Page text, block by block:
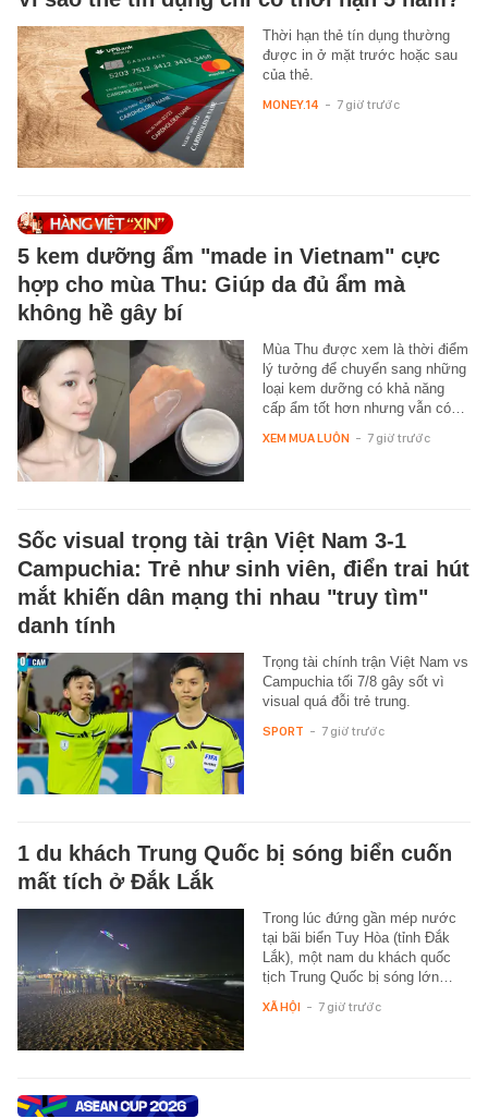
Thời hạn thẻ tín dụng thường
được in ở mặt trước hoặc sau
của thẻ.
MONEY.14 - 7 giờ trước
5 kem dưỡng ẩm "made in Vietnam" cực
hợp cho mùa Thu: Giúp da đủ ẩm mà
không hề gây bí
Mùa Thu được xem là thời điểm
lý tưởng để chuyển sang những
loại kem dưỡng có khả năng
cấp ẩm tốt hơn nhưng vẫn có…
XEM MUA LUÔN - 7 giờ trước
Sốc visual trọng tài trận Việt Nam 3-1
Campuchia: Trẻ như sinh viên, điển trai hút
mắt khiến dân mạng thi nhau "truy tìm"
danh tính
Trọng tài chính trận Việt Nam vs
Campuchia tối 7/8 gây sốt vì
visual quá đỗi trẻ trung.
SPORT - 7 giờ trước
1 du khách Trung Quốc bị sóng biển cuốn
mất tích ở Đắk Lắk
Trong lúc đứng gần mép nước
tại bãi biển Tuy Hòa (tỉnh Đắk
Lắk), một nam du khách quốc
tịch Trung Quốc bị sóng lớn…
XÃ HỘI - 7 giờ trước